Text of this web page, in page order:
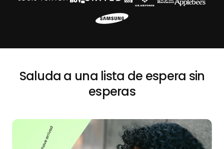
Saluda a una lista de espera sin
esperas